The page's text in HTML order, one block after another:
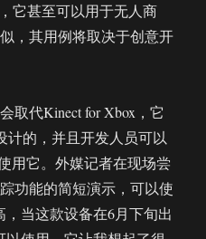
它甚至可以用于无人商
，其用例将取决于创意开
取代Kinect for Xbox，它
计的，并且开发人员可以
用它。外媒记者在现场尝
功能的简短演示，可以使
当这款设备在6月下旬出